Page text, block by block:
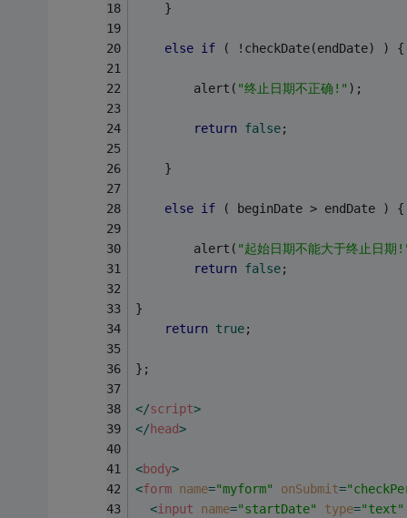
    }
else if ( !checkDate(endDate) ) {
        alert(
"终止日期不正确!" );
return false;
    }
else if ( beginDate > endDate ) {
        alert(
"起始日期不能大于终止日期
return false;
}
return true;
};
</script>
</head>
<body>
<form name="myform" onSubmit=
<input name="startDate" type="text"